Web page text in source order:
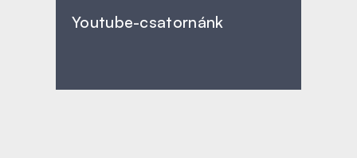
Youtube-csatornánk